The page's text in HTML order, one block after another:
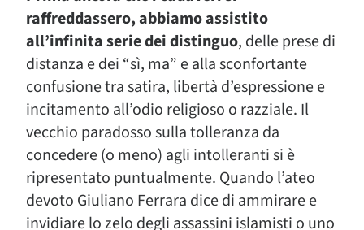
raffreddassero, abbiamo assistito
all’infinita serie dei distinguo, delle prese di
distanza e dei “sì, ma” e alla sconfortante
confusione tra satira, libertà d’espressione e
incitamento all’odio religioso o razziale. Il
vecchio paradosso sulla tolleranza da
concedere (o meno) agli intolleranti si è
ripresentato puntualmente. Quando l’ateo
devoto Giuliano Ferrara dice di ammirare e
invidiare lo zelo degli assassini islamisti o uno